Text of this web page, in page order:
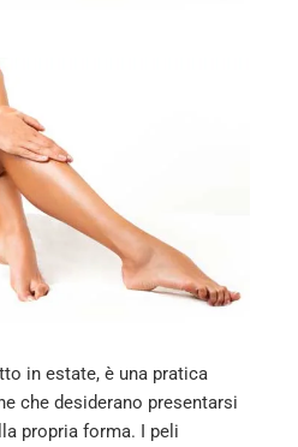
in estate, è una pratica
che desiderano presentarsi
propria forma. I peli